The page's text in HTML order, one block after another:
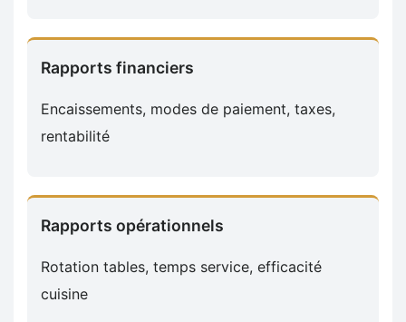
Rapports financiers
Encaissements, modes de paiement, taxes,
rentabilité
Rapports opérationnels
Rotation tables, temps service, efficacité
cuisine